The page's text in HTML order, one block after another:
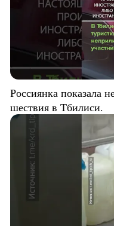
Россиянка показала
шествия в Тбилиси.